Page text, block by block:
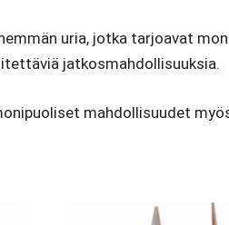
uria, jotka tarjoavat
jatkosmahdollisuuksia.
mahdollisuudet